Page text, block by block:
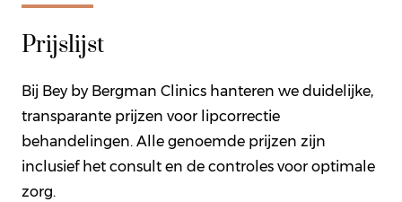
Prijslijst
Bij Bey by Bergman Clinics hanteren we duidelijke,
transparante prijzen voor lipcorrectie
behandelingen. Alle genoemde prijzen zijn
inclusief het consult en de controles voor optimale
zorg.